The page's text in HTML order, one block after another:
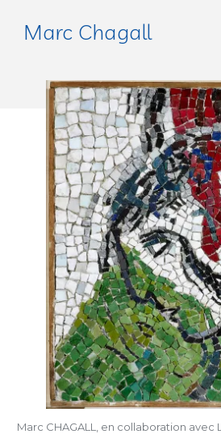
Marc Chagall
Marc CHAGALL, en collaboration avec